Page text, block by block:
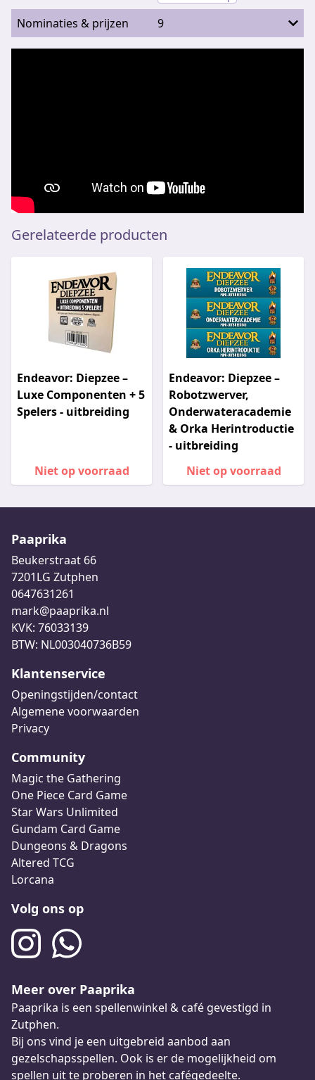
Nominaties & prijzen 9
Gerelateerde producten
Endeavor: Diepzee –
Luxe Componenten + 5
Spelers - uitbreiding
Niet op voorraad
Endeavor: Diepzee –
Robotzwerver,
Onderwateracademie
& Orka Herintroductie
- uitbreiding
Niet op voorraad
Paaprika
Beukerstraat 66
7201LG Zutphen
0647631261
mark@paaprika.nl
KVK: 76033139
BTW: NL003040736B59
Klantenservice
Openingstijden/contact
Algemene voorwaarden
Privacy
Community
Magic the Gathering
One Piece Card Game
Star Wars Unlimited
Gundam Card Game
Dungeons & Dragons
Altered TCG
Lorcana
Volg ons op
Meer over Paaprika
Paaprika is een spellenwinkel & café gevestigd in
Zutphen.
Bij ons vind je een uitgebreid aanbod aan
gezelschapsspellen. Ook is er de mogelijkheid om
spellen uit te proberen in het cafégedeelte.